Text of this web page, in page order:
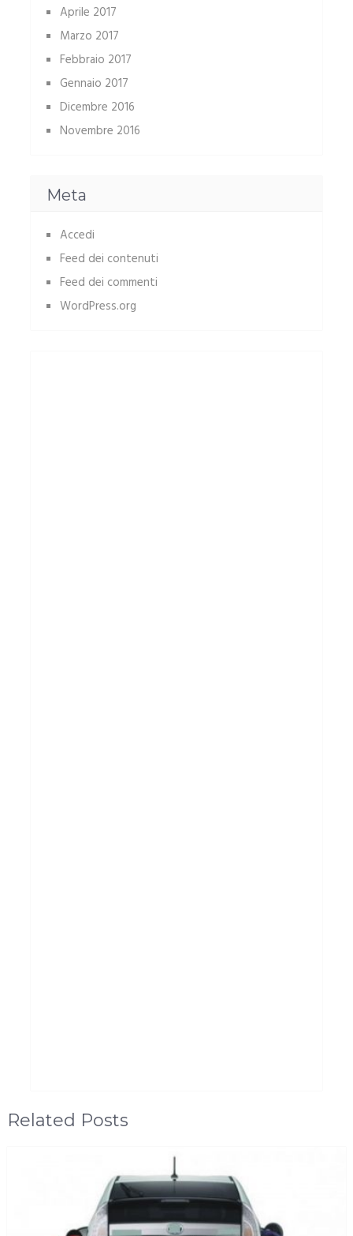
Aprile 2017
Marzo 2017
Febbraio 2017
Gennaio 2017
Dicembre 2016
Novembre 2016
Meta
Accedi
Feed dei contenuti
Feed dei commenti
WordPress.org
Related Posts